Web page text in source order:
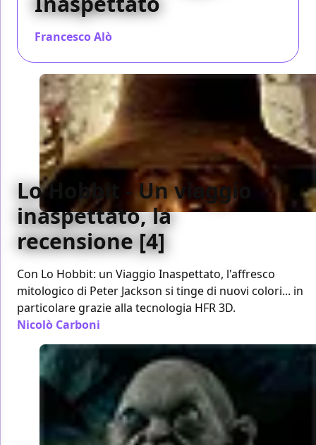
Francesco Alò
Lo Hobbit - Un viaggio
inaspettato, la
recensione [4]
Con Lo Hobbit: un Viaggio Inaspettato, l'affresco
mitologico di Peter Jackson si tinge di nuovi colori... in
particolare grazie alla tecnologia HFR 3D.
Nicolò Carboni